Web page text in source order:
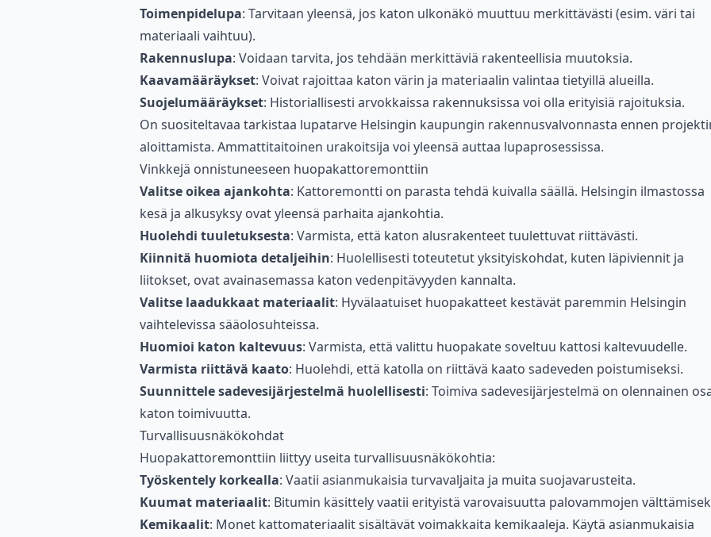
Toimenpidelupa: Tarvitaan yleensä, jos katon ulkonäkö muuttuu merkittävästi (esim. väri tai
materiaali vaihtuu).
Rakennuslupa: Voidaan tarvita, jos tehdään merkittäviä rakenteellisia muutoksia.
Kaavamääräykset: Voivat rajoittaa katon värin ja materiaalin valintaa tietyillä alueilla.
Suojelumääräykset: Historiallisesti arvokkaissa rakennuksissa voi olla erityisiä rajoituksia.
On suositeltavaa tarkistaa lupatarve Helsingin kaupungin rakennusvalvonnasta ennen
aloittamista. Ammattitaitoinen urakoitsija voi yleensä auttaa lupaprosessissa.
Vinkkejä onnistuneeseen huopakattoremonttiin
Valitse oikea ajankohta: Kattoremontti on parasta tehdä kuivalla säällä. Helsingin ilmastossa
kesä ja alkusyksy ovat yleensä parhaita ajankohtia.
Huolehdi tuuletuksesta: Varmista, että katon alusrakenteet tuulettuvat riittävästi.
Kiinnitä huomiota detaljeihin: Huolellisesti toteutetut yksityiskohdat, kuten läpiviennit ja
liitokset, ovat avainasemassa katon vedenpitävyyden kannalta.
Valitse laadukkaat materiaalit: Hyvälaatuiset huopakatteet kestävät paremmin Helsingin
vaihtelevissa sääolosuhteissa.
Huomioi katon kaltevuus: Varmista, että valittu huopakate soveltuu kattosi kaltevuudelle.
Varmista riittävä kaato: Huolehdi, että katolla on riittävä kaato sadeveden poistumiseksi.
Suunnittele sadevesijärjestelmä huolellisesti: Toimiva sadevesijärjestelmä on olennainen
katon toimivuutta.
Turvallisuusnäkökohdat
Huopakattoremonttiin liittyy useita turvallisuusnäkökohtia:
Työskentely korkealla: Vaatii asianmukaisia turvavaljaita ja muita suojavarusteita.
Kuumat materiaalit: Bitumin käsittely vaatii erityistä varovaisuutta palovammojen
Kemikaalit: Monet kattomateriaalit sisältävät voimakkaita kemikaaleja. Käytä asianmukaisia